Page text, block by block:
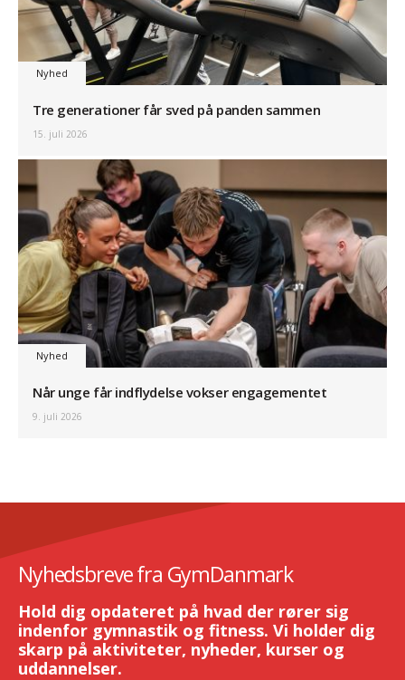
Nyhed
Tre generationer får sved på panden sammen
15. juli 2026
Nyhed
Når unge får indflydelse vokser engagementet
9. juli 2026
Nyhedsbreve fra GymDanmark
Hold dig opdateret på hvad der rører sig
indenfor gymnastik og fitness. Vi holder dig
skarp på aktiviteter, nyheder, kurser og
uddannelser.